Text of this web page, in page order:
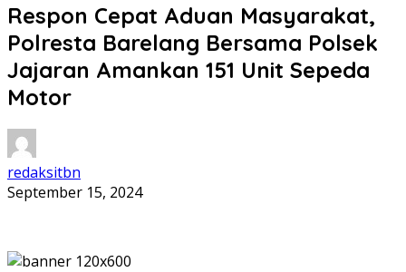
Respon Cepat Aduan Masyarakat,
Polresta Barelang Bersama Polsek
Jajaran Amankan 151 Unit Sepeda
Motor
redaksitbn
September 15, 2024